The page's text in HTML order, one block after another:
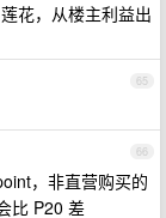
花，从楼主利益出
65
66
，非直营购买的
比 P20 差